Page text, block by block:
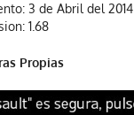
3 de Abril del 2014
1.68
Propias